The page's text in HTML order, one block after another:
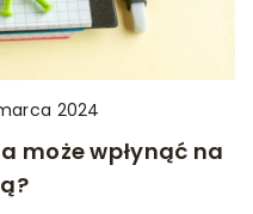
2024
może wpłynąć na